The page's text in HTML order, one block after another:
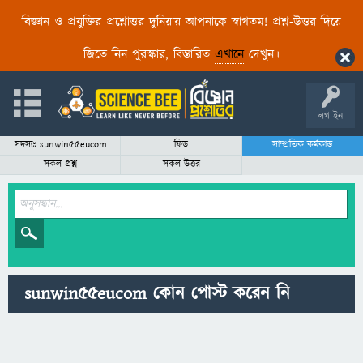
বিজ্ঞান ও প্রযুক্তির প্রশ্নোত্তর দুনিয়ায় আপনাকে স্বাগতম! প্রশ্ন-উত্তর দিয়ে
জিতে নিন পুরস্কার, বিস্তারিত এখানেদেখুন।
লগ ইন
সদস্যঃ sunwin55eucom ফিড
সাম্প্রতিক কর্মকান্ড
সকল প্রশ্ন
সকল উত্তর
sunwin55eucom কোন পোস্ট করেন নি